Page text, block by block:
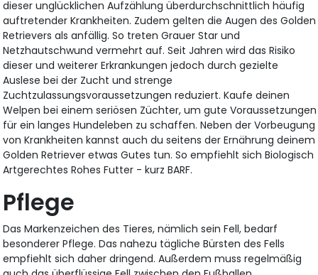
dieser unglücklichen Aufzählung überdurchschnittlich häufig
auftretender Krankheiten. Zudem gelten die Augen des Golden
Retrievers als anfällig. So treten Grauer Star und
Netzhautschwund vermehrt auf. Seit Jahren wird das Risiko
dieser und weiterer Erkrankungen jedoch durch gezielte
Auslese bei der Zucht und strenge
Zuchtzulassungsvoraussetzungen reduziert. Kaufe deinen
Welpen bei einem seriösen Züchter, um gute Voraussetzungen
für ein langes Hundeleben zu schaffen. Neben der Vorbeugung
von Krankheiten kannst auch du seitens der Ernährung deinem
Golden Retriever etwas Gutes tun. So empfiehlt sich Biologisch
Artgerechtes Rohes Futter - kurz BARF.
Pflege
Das Markenzeichen des Tieres, nämlich sein Fell, bedarf
besonderer Pflege. Das nahezu tägliche Bürsten des Fells
empfiehlt sich daher dringend. Außerdem muss regelmäßig